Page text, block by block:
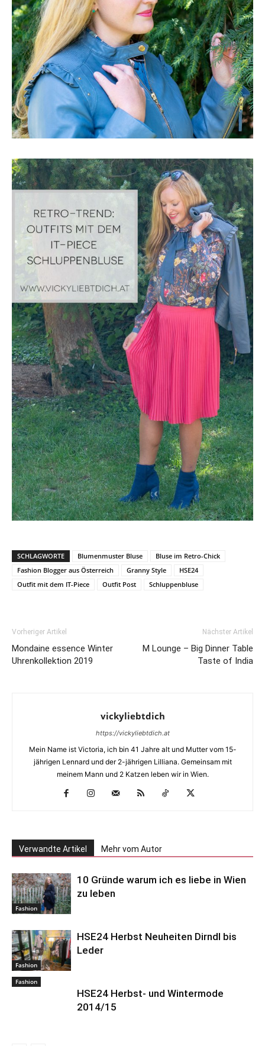
SCHLAGWORTE Blumenmuster Bluse
Bluse im Retro-Chick
Fashion Blogger aus Österreich
Granny Style
HSE24
Outfit mit dem IT-Piece
Outfit Post Schluppenbluse
Vorheriger Artikel
Mondaine essence Winter
Uhrenkollektion 2019
Nächster Artikel
M Lounge – Big Dinner Table
Taste of India
vickyliebtdich
https://vickyliebtdich.at
Mein Name ist Victoria, ich bin 41 Jahre alt und Mutter vom 15-
jährigen Lennard und der 2-jährigen Lilliana. Gemeinsam mit
meinem Mann und 2 Katzen leben wir in Wien.
Verwandte Artikel Mehr vom Autor
Fashion
10 Gründe warum ich es liebe in Wien
zu leben
Fashion
HSE24 Herbst Neuheiten Dirndl bis
Leder
Fashion
HSE24 Herbst- und Wintermode
2014/15